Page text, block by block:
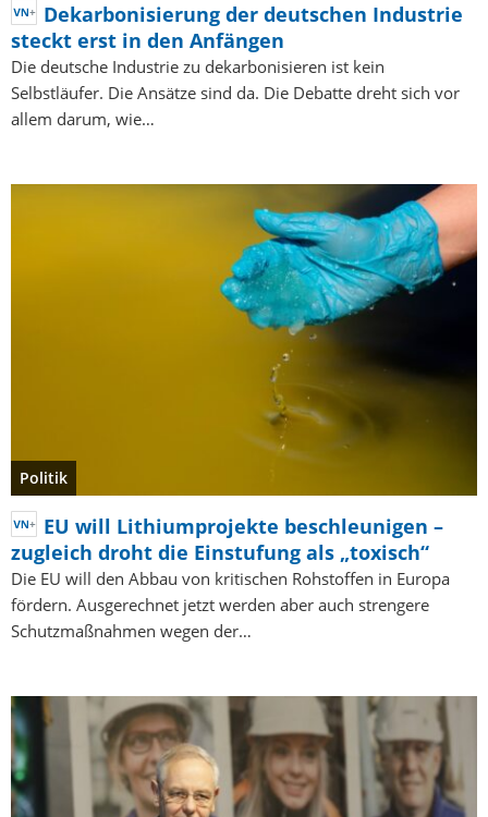
Dekarbonisierung der deutschen Industrie
steckt erst in den Anfängen
Die deutsche Industrie zu dekarbonisieren ist kein
Selbstläufer. Die Ansätze sind da. Die Debatte dreht sich vor
allem darum, wie…
Politik
EU will Lithiumprojekte beschleunigen –
zugleich droht die Einstufung als „toxisch“
Die EU will den Abbau von kritischen Rohstoffen in Europa
fördern. Ausgerechnet jetzt werden aber auch strengere
Schutzmaßnahmen wegen der…